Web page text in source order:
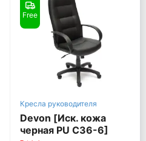
Free
Кресла руководителя
Devon [Иск. кожа
черная PU C36-6]